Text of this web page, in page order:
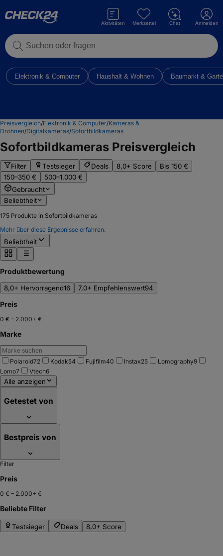
Suchen oder fragen
Aktivitäten Merkzettel Chat Anmelden
Elektronik & Computer Haushalt & Wohnen Baumarkt &
Preisvergleich/Elektronik & Computer/Kameras &
Drohnen/Digitalkameras/Sofortbildkameras
Sofortbildkameras Preisvergleich
Filter Testsieger Deals 8,0+ Score
Bis 150 €
150–350 €
500–1.000 €
Gebraucht
Beliebtheit
175 Produkte in Sofortbildkameras
Mehr über diese Ergebnisse erfahren.
Beliebtheit
Produktbewertung
8,0+ Hervorragend16 7,0+ Empfehlenswert94
Preis
0 € – 2.000+ €
Marke
Polaroid72 Kodak54 Fujifilm40 Instax25 Lomography9
Lomo7 Vtech6
Alle anzeigen
Getestet von
Bestpreis von
Filter
Preis
0 € – 2.000+ €
Beliebte Filter
Testsieger Deals 8,0+ Score